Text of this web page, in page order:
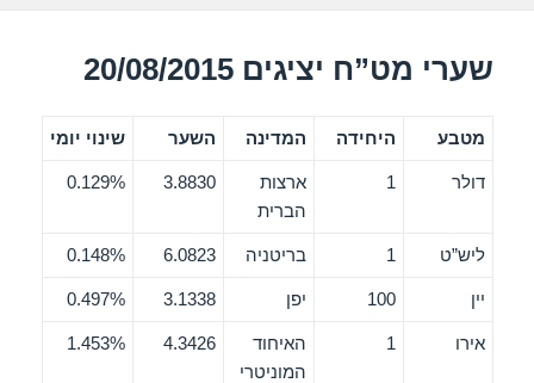
שערי מט”ח יציגים 20/08/2015
מטבע היחידה המדינה השער שינוי יומי
דולר 1
ארצות
הברית
3.8830
0.129%
ליש”ט 1 בריטניה 6.0823
0.148%
יין 100 יפן 3.1338
0.497%
אירו 1
האיחוד
המוניטרי
4.3426
1.453%